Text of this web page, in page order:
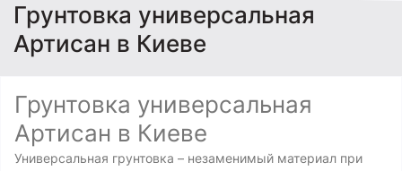
Грунтовка универсальная
Артисан в Киеве
Грунтовка универсальная
Артисан в Киеве
Универсальная грунтовка – незаменимый материал при